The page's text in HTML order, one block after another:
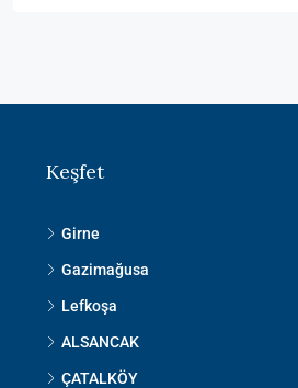
Keşfet
Girne
Gazimağusa
Lefkoşa
ALSANCAK
ÇATALKÖY